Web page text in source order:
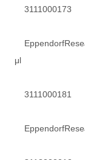
3111000173
μl
3111000181